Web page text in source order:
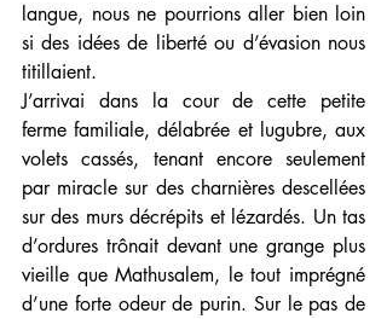
langue, nous ne pourrions aller bien loin
si des idées de liberté ou d’évasion nous
titillaient.
J’arrivai dans la cour de cette petite
ferme familiale, délabrée et lugubre, aux
volets cassés, tenant encore seulement
par miracle sur des charnières descellées
sur des murs décrépits et lézardés. Un tas
d’ordures trônait devant une grange plus
vieille que Mathusalem, le tout imprégné
d’une forte odeur de purin. Sur le pas de